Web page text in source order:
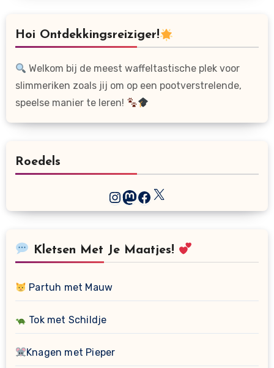
Hoi Ontdekkingsreiziger!
Welkom bij de meest waffeltastische plek voor
slimmeriken zoals jij om op een pootverstrelende,
speelse manier te leren!
Roedels
Instagram
Mastodon
Facebook
X
Kletsen Met Je Maatjes!
Partuh met Mauw
Tok met Schildje
Knagen met Pieper